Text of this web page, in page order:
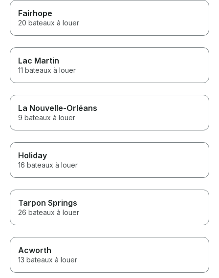
Fairhope
20 bateaux à louer
Lac Martin
11 bateaux à louer
La Nouvelle-Orléans
9 bateaux à louer
Holiday
16 bateaux à louer
Tarpon Springs
26 bateaux à louer
Acworth
13 bateaux à louer